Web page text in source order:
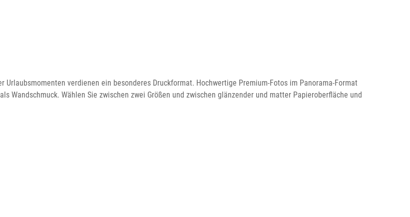
verdienen ein besonderes Druckformat. Hochwertige Premium-Fotos im Panorama-Format
Wandschmuck. Wählen Sie zwischen zwei Größen und zwischen glänzender und matter Papieroberfläche und